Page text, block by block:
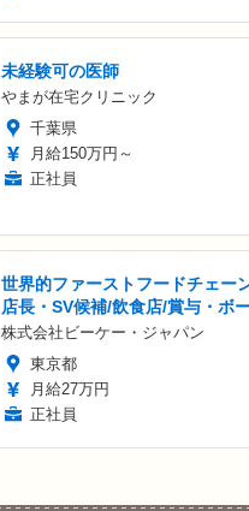
未経験可の医師
やまが在宅クリニック
千葉県
月給150万円～
正社員
世界的ファーストフードチェー
店長・SV候補/飲食店/賞与・ボ
株式会社ビーケー・ジャパン
東京都
月給27万円
正社員